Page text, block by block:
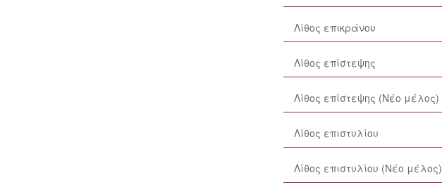
Λίθος επικράνου
Λίθος επίστεψης
Λίθος επίστεψης (Νέο μέλος)
Λίθος επιστυλίου
Λίθος επιστυλίου (Νέο μέλος)